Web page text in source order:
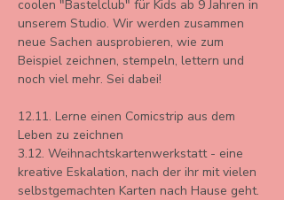
coolen "Bastelclub" für Kids ab 9 Jahren in
unserem Studio. Wir werden zusammen
neue Sachen ausprobieren, wie zum
Beispiel zeichnen, stempeln, lettern und
noch viel mehr. Sei dabei!
12.11. Lerne einen Comicstrip aus dem
Leben zu zeichnen
3.12. Weihnachtskartenwerkstatt - eine
kreative Eskalation, nach der ihr mit vielen
selbstgemachten Karten nach Hause geht.